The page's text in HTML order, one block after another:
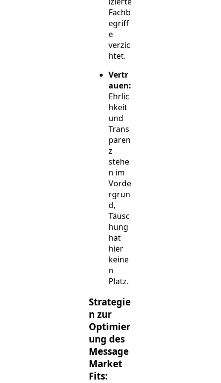
Fachb
egriff
e
verzic
htet.
Vertr
auen:
Ehrlic
hkeit
und
Trans
paren
z
stehe
n im
Vorde
rgrun
d,
Täusc
hung
hat
hier
keine
n
Platz.
Strategie
n zur
Optimier
ung des
Message
Market
Fits: